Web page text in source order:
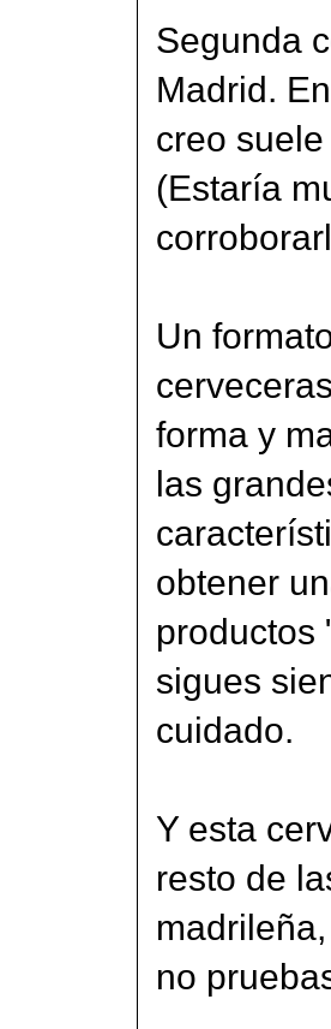
Segunda
Madrid.
creo
(Estaría
Un
forma y
las
obtener
productos
sigues
cuidado.
Y esta
resto de
no